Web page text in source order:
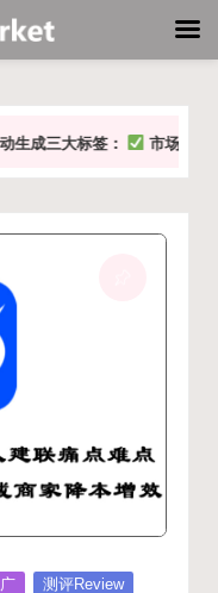
： 市场标签：头部畅销 /
测评Review